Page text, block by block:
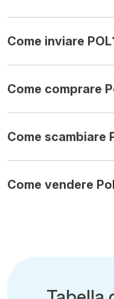
Come inviare
Come comprare
Come scambiare
Come vendere